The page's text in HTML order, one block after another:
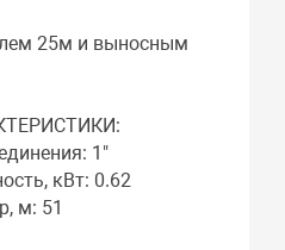
25м и выносным
1"
кВт: 0.62
м: 51